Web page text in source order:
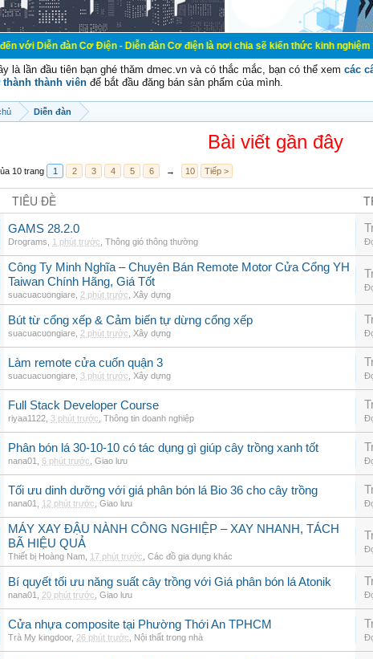
đàn Cơ Điện - Diễn đàn Cơ điện là nơi chia sẽ kiến thức kinh nghiệm trong
là lần đầu tiên bạn ghé thăm dmec.vn và có thắc mắc, bạn có thể xem các
thành thành viên để bắt đầu đăng bán sản phẩm của mình.
Diễn đàn
Bài viết gần đây
10 trang 1 2 3 4 5 6 → 10 Tiếp >
TIÊU ĐỀ
GAMS 28.2.0
Drograms 1 phút trước Thông gió thông thường
Công Ty Minh Nghĩa – Chuyên Bán Remote Motor Cửa Cổng YH
Taiwan Chính Hãng, Giá Tốt
suacuacuongiare 2 phút trước Xây dựng
Bút từ cổng xếp & Cảm biến tự dừng cổng xếp
suacuacuongiare 2 phút trước Xây dựng
Làm remote cửa cuốn quận 3
suacuacuongiare 3 phút trước Xây dựng
Full Stack Developer Course
riyaa1122 3 phút trước Thông tin doanh nghiệp
Phân bón lá 30-10-10 có tác dụng gì giúp cây trồng xanh tốt
nana01 6 phút trước Giao lưu
Tối ưu dinh dưỡng với giá phân bón lá Bio 36 cho cây trồng
nana01 12 phút trước Giao lưu
MÁY XAY ĐẬU NÀNH CÔNG NGHIỆP – XAY NHANH, TÁCH
BÃ HIỆU QUẢ
Thiết bị Hoàng Nam 17 phút trước Các đồ gia dụng khác
Bí quyết tối ưu năng suất cây trồng với Giá phân bón lá Atonik
nana01 20 phút trước Giao lưu
Cửa nhựa composite tại Phường Thới An TPHCM
Trà My kingdoor, 26 phút trước Nội thất trong nhà